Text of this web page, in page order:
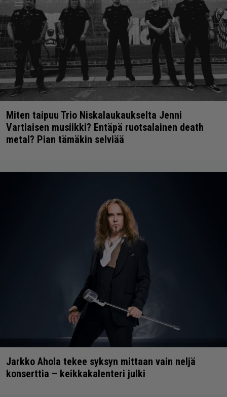
Miten taipuu Trio Niskalaukaukselta Jenni
Vartiaisen musiikki? Entäpä ruotsalainen death
metal? Pian tämäkin selviää
Jarkko Ahola tekee syksyn mittaan vain neljä
konserttia – keikkakalenteri julki